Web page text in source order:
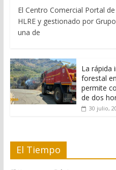
El Centro Comercial Portal
HLRE y gestionado por
una de
La rápida
forestal
permite
de dos
30 julio,
El Tiempo